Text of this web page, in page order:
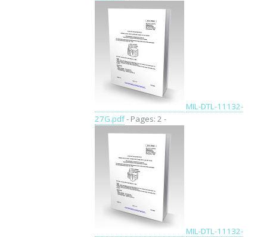
MIL-DTL-11132-
27G.pdf- Pages: 2 -
MIL-DTL-11132-